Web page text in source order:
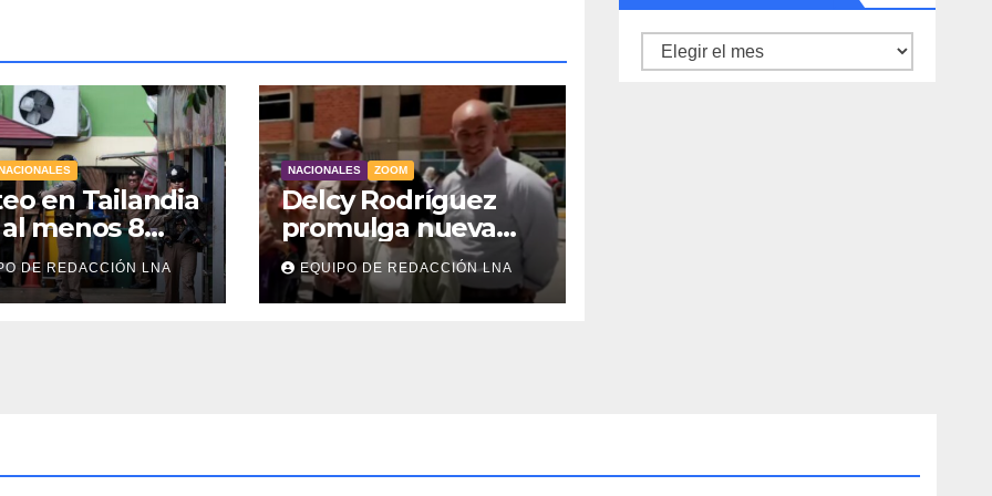
en Tailandia
menos 8
y 30
DE REDACCIÓN LNA
NACIONALES ZOOM
Delcy Rodríguez
promulga nueva
Ley de
Arrendamiento
para atender a
EQUIPO DE REDACCIÓN LNA
Archivo